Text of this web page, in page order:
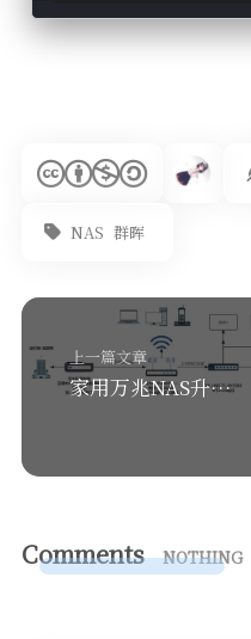
NAS 群晖
上一篇文章
家用万兆NAS升级方案
Comments NOTHING